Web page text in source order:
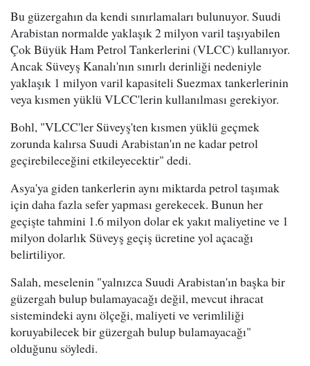
Bu güzergahın da kendi sınırlamaları bulunuyor. Suudi
Arabistan normalde yaklaşık 2 milyon varil taşıyabilen
Çok Büyük Ham Petrol Tankerlerini (VLCC) kullanıyor.
Ancak Süveyş Kanalı'nın sınırlı derinliği nedeniyle
yaklaşık 1 milyon varil kapasiteli Suezmax tankerlerinin
veya kısmen yüklü VLCC'lerin kullanılması gerekiyor.
Bohl, "VLCC'ler Süveyş'ten kısmen yüklü geçmek
zorunda kalırsa Suudi Arabistan'ın ne kadar petrol
geçirebileceğini etkileyecektir" dedi.
Asya'ya giden tankerlerin aynı miktarda petrol taşımak
için daha fazla sefer yapması gerekecek. Bunun her
geçişte tahmini 1.6 milyon dolar ek yakıt maliyetine ve 1
milyon dolarlık Süveyş geçiş ücretine yol açacağı
belirtiliyor.
Salah, meselenin "yalnızca Suudi Arabistan'ın başka bir
güzergah bulup bulamayacağı değil, mevcut ihracat
sistemindeki aynı ölçeği, maliyeti ve verimliliği
koruyabilecek bir güzergah bulup bulamayacağı"
olduğunu söyledi.